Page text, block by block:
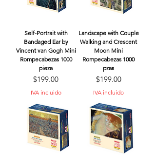
Self-Portrait with
Bandaged Ear by
Vincent van Gogh Mini
Rompecabezas 1000
pieza
Precio
$199.00
IVA incluido
Landscape with Couple
Walking and Crescent
Moon Mini
Rompecabezas 1000
pzas
Precio
$199.00
IVA incluido